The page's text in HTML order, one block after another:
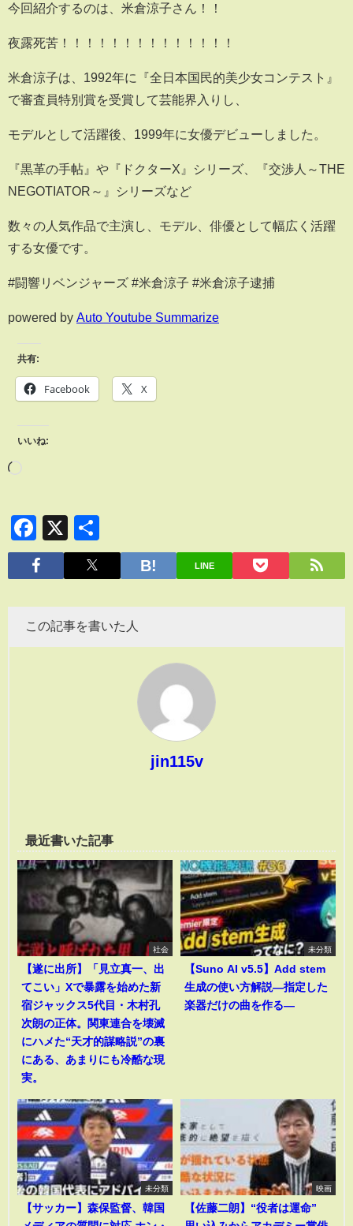
今回紹介するのは、米倉涼子さん！！
夜露死苦！！！！！！！！！！！！！！
米倉涼子は、1992年に『全日本国民的美少女コンテスト』
で審査員特別賞を受賞して芸能界入りし、
モデルとして活躍後、1999年に女優デビューしました。
『黒革の手帖』や『ドクターX』シリーズ、『交渉人～THE
NEGOTIATOR～』シリーズなど
数々の人気作品で主演し、モデル、俳優として幅広く活躍
する女優です。
#闘響リベンジャーズ #米倉涼子 #米倉涼子逮捕
powered by Auto Youtube Summarize
共有:
Facebook X
いいね:
Facebook
X
有
LINE
この記事を書いた人
jin115v
最近書いた記事
社会
【遂に出所】「見立真一、出
てこい」Xで暴露を始めた新
宿ジャックス5代目・木村孔
次朗の正体。関東連合を壊滅
にハメた“天才的謀略説”の裏
にある、あまりにも冷酷な現
実。
未分類
【Suno AI v5.5】Add stem
生成の使い方解説―指定した
楽器だけの曲を作る―
未分類
【サッカー】森保監督、韓国
映画
【佐藤二朗】“役者は運命”